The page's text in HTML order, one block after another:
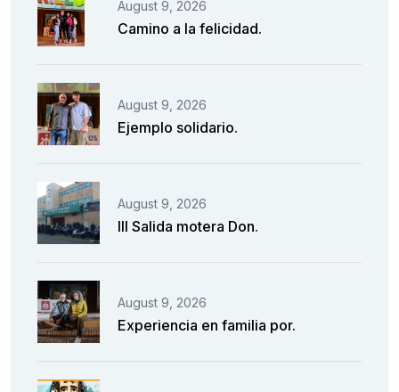
August 9, 2026
Camino a la felicidad.
August 9, 2026
Ejemplo solidario.
August 9, 2026
III Salida motera Don.
August 9, 2026
Experiencia en familia por.